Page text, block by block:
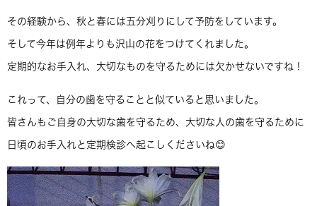
その経験から、秋と春には五分刈りにして予防をしています。
そして今年は例年よりも沢山の花をつけてくれました。
定期的なお手入れ、大切なものを守るためには欠かせないですね！
これって、自分の歯を守ることと似ていると思いました。
皆さんもご自身の大切な歯を守るため、大切な人の歯を守るために
日頃のお手入れと定期検診へ起こしくださいね😊